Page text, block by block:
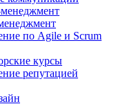
по Agile и Scrum
курсы
репутацией